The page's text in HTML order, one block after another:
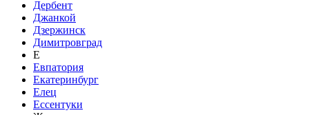
Дербент
Джанкой
Дзержинск
Димитровград
Е
Евпатория
Екатеринбург
Елец
Ессентуки